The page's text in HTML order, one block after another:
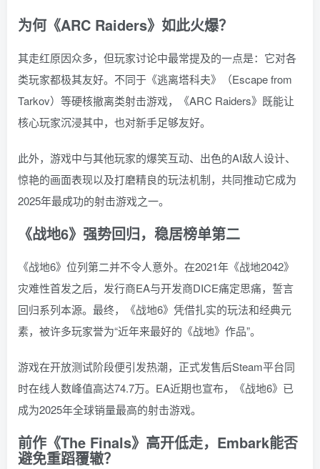
为何《ARC Raiders》如此火爆？
其走红原因众多，但玩家讨论中最常提及的一点是：它对各
类玩家都极其友好。不同于《逃离塔科夫》（Escape from
Tarkov）等硬核撤离类射击游戏，《ARC Raiders》既能让
核心玩家沉浸其中，也对新手足够友好。
此外，游戏中与其他玩家的爆笑互动、出色的AI敌人设计、
惊艳的画面表现以及打磨精良的玩法机制，共同推动它成为
2025年最成功的射击游戏之一。
《战地6》强势回归，稳居榜单第二
《战地6》位列第二并不令人意外。在2021年《战地2042》
灾难性首发之后，发行商EA与开发商DICE痛定思痛，誓言
回归系列本源。最终，《战地6》凭借扎实的玩法和经典元
素，被许多玩家誉为“近年来最好的《战地》作品”。
游戏在开放测试阶段便引发热潮，正式发售后Steam平台同
时在线人数峰值高达74.7万。EA近期也宣布，《战地6》已
成为2025年全球销量最高的射击游戏。
前作《The Finals》高开低走，Embark能否
避免重蹈覆辙？